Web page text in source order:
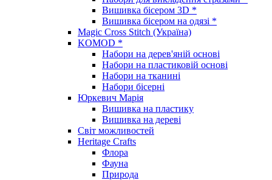
Вишивка бісером 3D *
Вишивка бісером на одязі *
Magic Cross Stitch (Україна)
KOMOD *
Набори на дерев'яній основі
Набори на пластиковій основі
Набори на тканині
Набори бісерні
Юркевич Марія
Вишивка на пластику
Вишивка на дереві
Світ можливостей
Heritage Crafts
Флора
Фауна
Природа